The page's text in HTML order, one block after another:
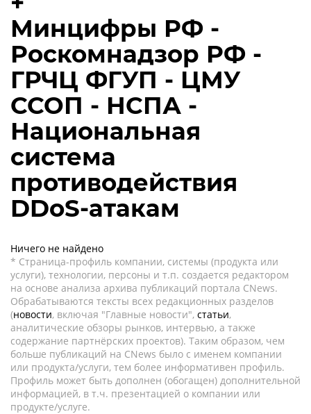
Минцифры РФ -
Роскомнадзор РФ -
ГРЧЦ ФГУП - ЦМУ
ССОП - НСПА -
Национальная
система
противодействия
DDoS-атакам
Ничего не найдено
* Страница-профиль компании, системы (продукта или
услуги), технологии, персоны и т.п. создается редактором
на основе анализа архива публикаций портала CNews.
Обрабатываются тексты всех редакционных разделов
(новости, включая "Главные новости", статьи,
аналитические обзоры рынков, интервью, а также
содержание партнёрских проектов). Таким образом, чем
больше публикаций на CNews было с именем компании
или продукта/услуги, тем более информативен профиль.
Профиль может быть дополнен (обогащен) дополнительной
информацией, в т.ч. презентацией о компании или
продукте/услуге.